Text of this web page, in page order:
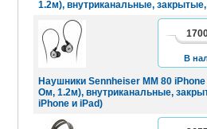
1.2м), внутриканальные, закрытые,
Наушники Sennheiser MM 80
Ом, 1.2м), внутриканальные,
iPhone и iPad)
В